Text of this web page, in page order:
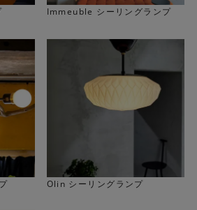
りコンパクトなサイズ感にもアレ
Immeuble シーリングランプ
Olin シーリングランプ